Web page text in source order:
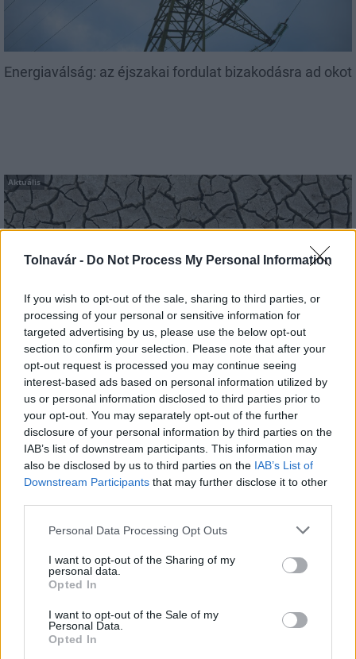
Tolnavár - Do Not Process My Personal Information
If you wish to opt-out of the sale, sharing to third parties, or
processing of your personal or sensitive information for
targeted advertising by us, please use the below opt-out
section to confirm your selection. Please note that after your
opt-out request is processed you may continue seeing
interest-based ads based on personal information utilized by
us or personal information disclosed to third parties prior to
your opt-out. You may separately opt-out of the further
disclosure of your personal information by third parties on the
IAB’s list of downstream participants. This information may
also be disclosed by us to third parties on the IAB’s List of
Downstream Participants that may further disclose it to other
Please note that this website/app uses one or more Google
not limited to your visit or usage behaviour. You may click to
grant or deny consent to Google and its third-party tags to
use your data for below specified purposes in below Google
consent section.
Personal Data Processing Opt Outs
I want to opt-out of the Sharing of my
personal data.
Opted In
I want to opt-out of the Sale of my
Personal Data.
Opted In
Energiaválság: az éjszakai fordulat bizakodásra ad okot
Aktuális
Paks: hétfőn és talán még kedden üzemben tartható
az utolsó turbina
Aktuális
Az atomerőmű egyetlen hatása a környezetre, hogy a
Duna vizét némileg felmelegíti